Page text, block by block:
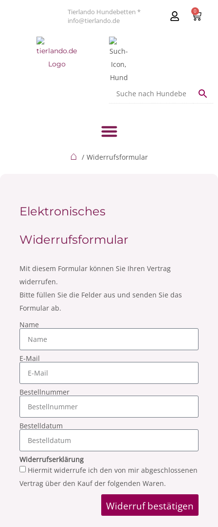
Tierlando Hundebetten *
info@tierlando.de
0
⌂ Widerrufsformular
Elektronisches
Widerrufsformular
Mit diesem Formular können Sie Ihren Vertrag
widerrufen.
Bitte füllen Sie die Felder aus und senden Sie das
Formular ab.
Name
E-Mail
Bestellnummer
Bestelldatum
Widerrufserklärung
Hiermit widerrufe ich den von mir abgeschlossenen
Vertrag über den Kauf der folgenden Waren.
Widerruf bestätigen